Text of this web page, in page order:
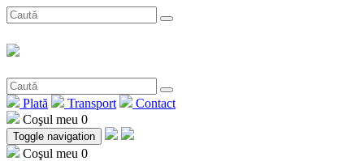
Plată Transport
Contact
Coşul meu 0
Toggle navigation
Coşul meu 0